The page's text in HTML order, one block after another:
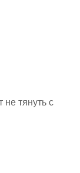
тянуть с